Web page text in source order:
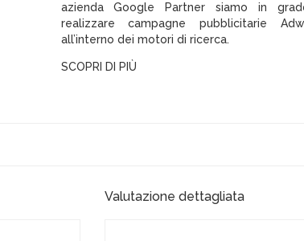
azienda Google Partner siamo in
realizzare campagne pubblicitarie
all’interno dei motori di ricerca.
SCOPRI DI PIÙ
Valutazione dettagliata